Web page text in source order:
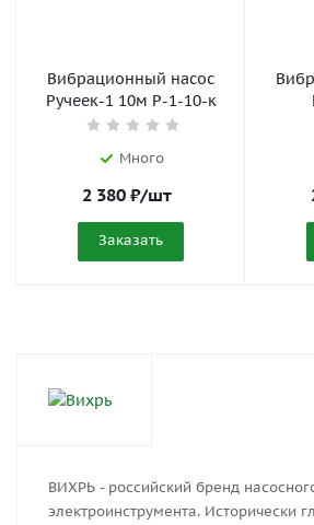
Вибрационный насос
Ручеек-1 10м Р-1-10-к
Много
2 380 ₽/шт
Заказать
ВИХРЬ - российский бренд
электроинструмента. Исторически